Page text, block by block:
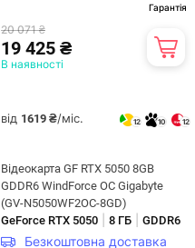
Гарантія
20 071 ₴
19 425 ₴
В наявності
від 1619 ₴/міс. 12 10 12
Відеокарта GF RTX 5050 8GB
GDDR6 WindForce OC Gigabyte
(GV-N5050WF2OC-8GD)
GeForce RTX 5050
8 ГБ GDDR6
Безкоштовна доставка